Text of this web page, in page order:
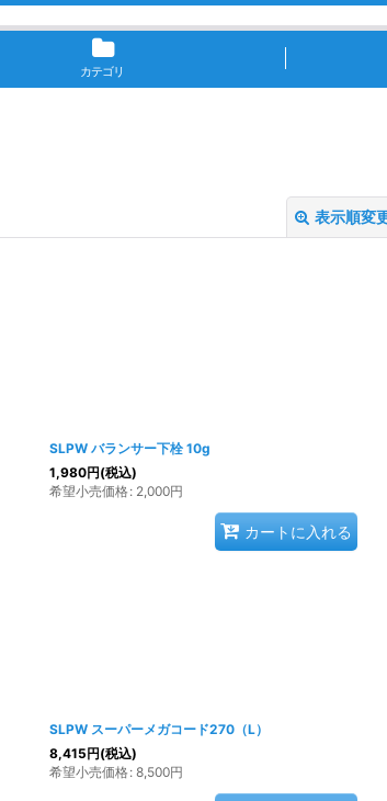
カテゴリ
表示順変
SLPW バランサー下栓 10g
1,980円(税込)
希望小売価格: 2,000円
カートに入れる
SLPW スーパーメガコード270（L）
8,415円(税込)
希望小売価格: 8,500円